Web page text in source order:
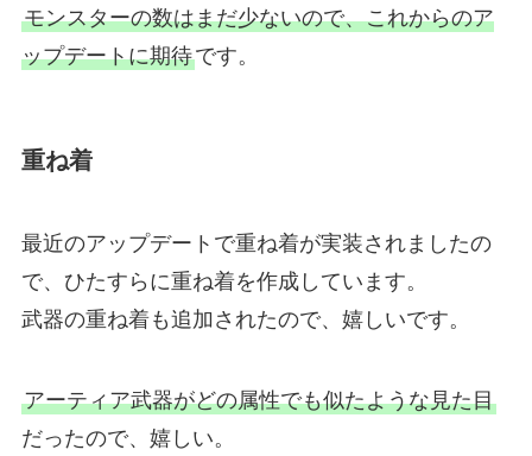
モンスターの数はまだ少ないので、これからのア
ップデートに期待です。
重ね着
最近のアップデートで重ね着が実装されましたの
で、ひたすらに重ね着を作成しています。
武器の重ね着も追加されたので、嬉しいです。
アーティア武器がどの属性でも似たような見た目
だったので、嬉しい。